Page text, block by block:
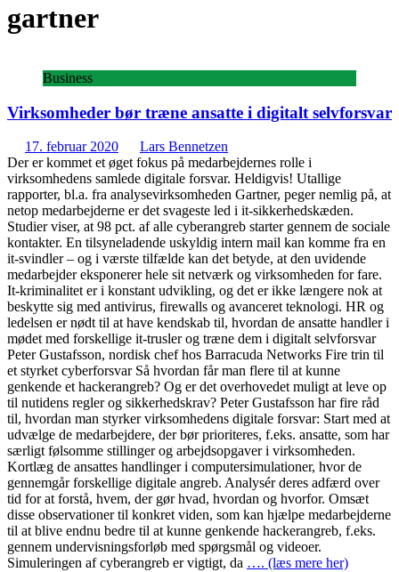
gartner
Business
Virksomheder bør træne ansatte i digitalt selvforsvar
17. februar 2020
Lars Bennetzen
Der er kommet et øget fokus på medarbejdernes rolle i
virksomhedens samlede digitale forsvar. Heldigvis! Utallige
rapporter, bl.a. fra analysevirksomheden Gartner, peger nemlig på, at
netop medarbejderne er det svageste led i it-sikkerhedskæden.
Studier viser, at 98 pct. af alle cyberangreb starter gennem de sociale
kontakter. En tilsyneladende uskyldig intern mail kan komme fra en
it-svindler – og i værste tilfælde kan det betyde, at den uvidende
medarbejder eksponerer hele sit netværk og virksomheden for fare.
It-kriminalitet er i konstant udvikling, og det er ikke længere nok at
beskytte sig med antivirus, firewalls og avanceret teknologi. HR og
ledelsen er nødt til at have kendskab til, hvordan de ansatte handler i
mødet med forskellige it-trusler og træne dem i digitalt selvforsvar
Peter Gustafsson, nordisk chef hos Barracuda Networks Fire trin til
et styrket cyberforsvar Så hvordan får man flere til at kunne
genkende et hackerangreb? Og er det overhovedet muligt at leve op
til nutidens regler og sikkerhedskrav? Peter Gustafsson har fire råd
til, hvordan man styrker virksomhedens digitale forsvar: Start med at
udvælge de medarbejdere, der bør prioriteres, f.eks. ansatte, som har
særligt følsomme stillinger og arbejdsopgaver i virksomheden.
Kortlæg de ansattes handlinger i computersimulationer, hvor de
gennemgår forskellige digitale angreb. Analysér deres adfærd over
tid for at forstå, hvem, der gør hvad, hvordan og hvorfor. Omsæt
disse observationer til konkret viden, som kan hjælpe medarbejderne
til at blive endnu bedre til at kunne genkende hackerangreb, f.eks.
gennem undervisningsforløb med spørgsmål og videoer.
Simuleringen af cyberangreb er vigtigt, da …. (læs mere her)